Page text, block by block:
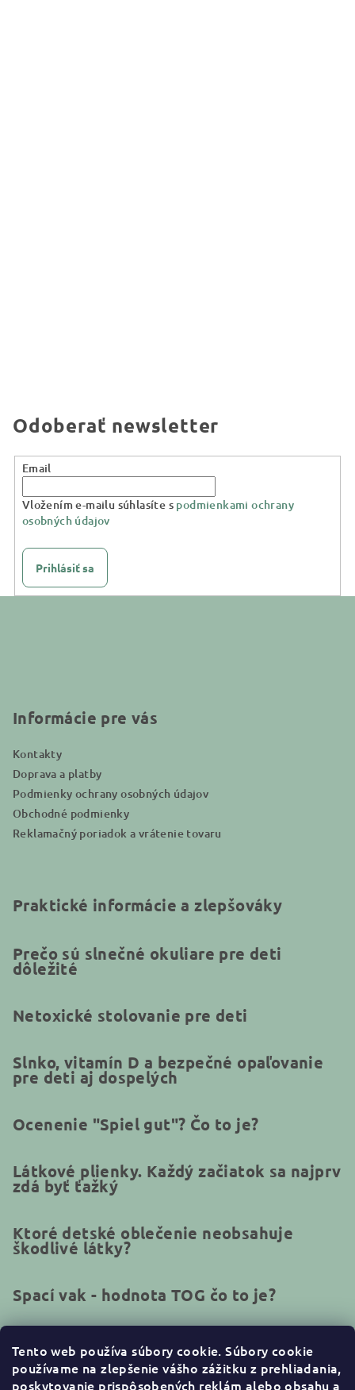
Tento web používa súbory cookie.Súbory cookie
používame na zlepšenie vášho zážitku z prehliadania,
poskytovanie prispôsobených reklám alebo obsahu a
Odoberať newsletter
Email
Vložením e-mailu súhlasíte s podmienkami ochrany
osobných údajov
Prihlásiť sa
Informácie pre vás
Kontakty
Doprava a platby
Podmienky ochrany osobných údajov
Obchodné podmienky
Reklamačný poriadok a vrátenie tovaru
Praktické informácie a zlepšováky
Prečo sú slnečné okuliare pre deti
dôležité
Netoxické stolovanie pre deti
Slnko, vitamín D a bezpečné opaľovanie
pre deti aj dospelých
Ocenenie "Spiel gut"? Čo to je?
Látkové plienky. Každý začiatok sa najprv
zdá byť ťažký
Ktoré detské oblečenie neobsahuje
škodlivé látky?
Spací vak - hodnota TOG čo to je?
Kontakt